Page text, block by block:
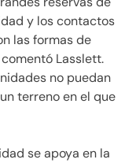
y los contactos
las formas de
Lasslett.
no puedan
terreno en el que
se apoya en la